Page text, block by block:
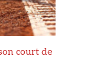
court de